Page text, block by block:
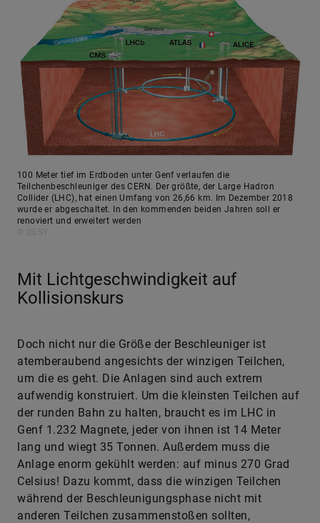
100 Meter tief im Erdboden unter Genf verlaufen die
Teilchenbeschleuniger des CERN. Der größte, der Large Hadron
Collider (LHC), hat einen Umfang von 26,66 km. Im Dezember 2018
wurde er abgeschaltet. In den kommenden beiden Jahren soll er
renoviert und erweitert werden
Mit Lichtgeschwindigkeit auf
Kollisionskurs
Doch nicht nur die Größe der Beschleuniger ist
atemberaubend angesichts der winzigen Teilchen,
um die es geht. Die Anlagen sind auch extrem
aufwendig konstruiert. Um die kleinsten Teilchen auf
der runden Bahn zu halten, braucht es im LHC in
Genf 1.232 Magnete, jeder von ihnen ist 14 Meter
lang und wiegt 35 Tonnen. Außerdem muss die
Anlage enorm gekühlt werden: auf minus 270 Grad
Celsius! Dazu kommt, dass die winzigen Teilchen
während der Beschleunigungsphase nicht mit
anderen Teilchen zusammenstoßen sollten,